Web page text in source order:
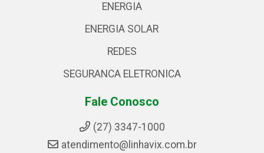
ENERGIA
ENERGIA SOLAR
REDES
SEGURANCA ELETRONICA
Fale Conosco
(27) 3347-1000
atendimento@linhavix.com.br